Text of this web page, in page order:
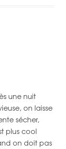
une nuit
on laisse
sécher,
plus cool
on doit pas